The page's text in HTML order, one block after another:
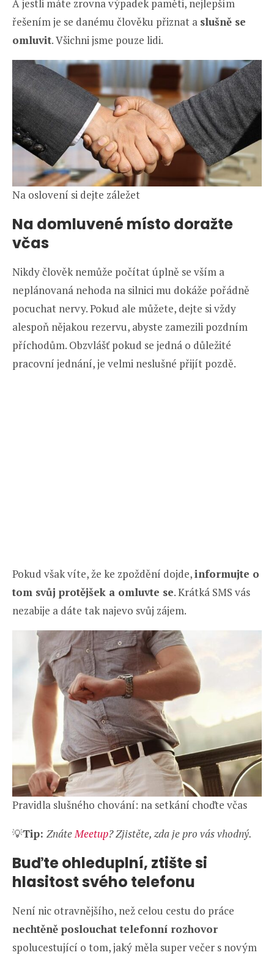
A jestli máte zrovna výpadek paměti, nejlepším
řešením je se danému člověku přiznat a slušně se
omluvit. Všichni jsme pouze lidi.
Na oslovení si dejte záležet
Na domluvené místo doražte
včas
Nikdy člověk nemůže počítat úplně se vším a
neplánovaná nehoda na silnici mu dokáže pořádně
pocuchat nervy. Pokud ale můžete, dejte si vždy
alespoň nějakou rezervu, abyste zamezili pozdním
příchodům. Obzvlášť pokud se jedná o důležité
pracovní jednání, je velmi neslušné přijít pozdě.
Pokud však víte, že ke zpoždění dojde,informujte o
tom svůj protějšek a omluvte se. Krátká SMS vás
nezabije a dáte tak najevo svůj zájem.
Pravidla slušného chování: na setkání choďte včas
💡Tip: ZnáteMeetup? Zjistěte, zda je pro vás vhodný.
Buďte ohleduplní, ztište si
hlasitost svého telefonu
Není nic otravnějšího, než celou cestu do práce
nechtěně poslouchat telefonní rozhovor
spolucestující o tom, jaký měla super večer s novým